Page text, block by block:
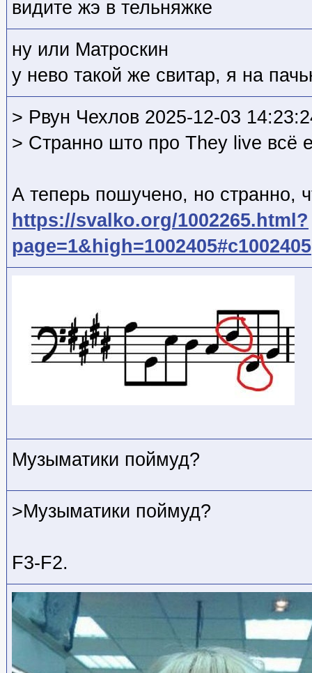
видите жэ в тельняжке
ну или Матроскин
у нево такой же свитар, я на
> Рвун Чехлов 2025-12-03
> Странно што про They live всё
А теперь пошучено, но странно,
https://svalko.org/1002265.html?
page=1&high=1002405#c1002405
Музыматики поймуд?
>Музыматики поймуд?
F3-F2.